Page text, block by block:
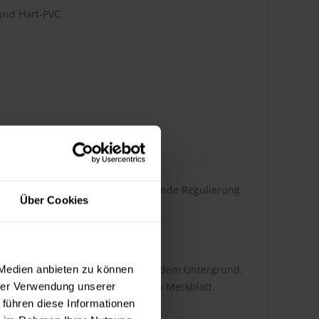
Über Cookies
anbieten zu können
Verwendung unserer
diese Informationen
Hart-PVC.
Hervorragende Regulierung
von der Auftragsart und dem Untergrund.
Sie bitte dem technischen Merkblatt.